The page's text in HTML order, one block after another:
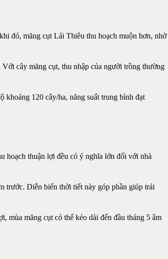
đó, măng cụt Lái Thiêu thu hoạch muộn hơn, nhờ
cây măng cụt, thu nhập của người trồng thường
120 cây/ha, năng suất trung bình đạt
hoạch thuận lợi đều có ý nghĩa lớn đối với nhà
trước. Diễn biến thời tiết này góp phần giúp trái
mùa măng cụt có thể kéo dài đến đầu tháng 5 âm